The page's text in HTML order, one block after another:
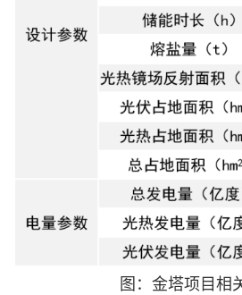
图：金塔项目相